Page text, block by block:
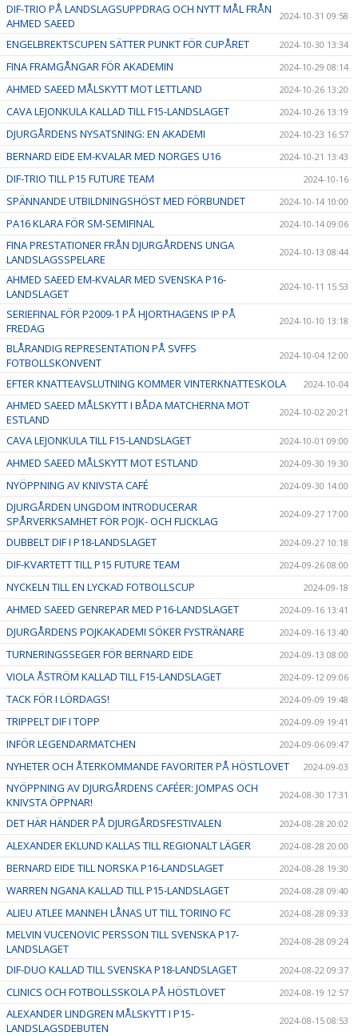
DIF-TRIO PÅ LANDSLAGSUPPDRAG OCH NYTT MÅL FRÅN
AHMED SAEED
2024-10-31 09:58
ENGELBREKTSCUPEN SÄTTER PUNKT FÖR CUPÅRET 2024-10-30 13:34
FINA FRAMGÅNGAR FÖR AKADEMIN 2024-10-29 08:14
AHMED SAEED MÅLSKYTT MOT LETTLAND 2024-10-26 13:20
CAVA LEJONKULA KALLAD TILL F15-LANDSLAGET 2024-10-26 13:19
DJURGÅRDENS NYSATSNING: EN AKADEMI 2024-10-23 16:57
BERNARD EIDE EM-KVALAR MED NORGES U16 2024-10-21 13:43
DIF-TRIO TILL P15 FUTURE TEAM 2024-10-16
SPÄNNANDE UTBILDNINGSHÖST MED FÖRBUNDET 2024-10-14 10:00
PA16 KLARA FÖR SM-SEMIFINAL 2024-10-14 09:06
FINA PRESTATIONER FRÅN DJURGÅRDENS UNGA
LANDSLAGSSPELARE
2024-10-13 08:44
AHMED SAEED EM-KVALAR MED SVENSKA P16-
LANDSLAGET
2024-10-11 15:53
SERIEFINAL FÖR P2009-1 PÅ HJORTHAGENS IP PÅ
FREDAG
2024-10-10 13:18
BLÅRANDIG REPRESENTATION PÅ SVFFS
FOTBOLLSKONVENT
2024-10-04 12:00
EFTER KNATTEAVSLUTNING KOMMER VINTERKNATTESKOLA 2024-10-04
AHMED SAEED MÅLSKYTT I BÅDA MATCHERNA MOT
ESTLAND
2024-10-02 20:21
CAVA LEJONKULA TILL F15-LANDSLAGET 2024-10-01 09:00
AHMED SAEED MÅLSKYTT MOT ESTLAND 2024-09-30 19:30
NYÖPPNING AV KNIVSTA CAFÉ 2024-09-30 14:00
DJURGÅRDEN UNGDOM INTRODUCERAR
SPÅRVERKSAMHET FÖR POJK- OCH FLICKLAG
2024-09-27 17:00
DUBBELT DIF I P18-LANDSLAGET 2024-09-27 10:18
DIF-KVARTETT TILL P15 FUTURE TEAM 2024-09-26 08:00
NYCKELN TILL EN LYCKAD FOTBOLLSCUP 2024-09-18
AHMED SAEED GENREPAR MED P16-LANDSLAGET 2024-09-16 13:41
DJURGÅRDENS POJKAKADEMI SÖKER FYSTRÄNARE 2024-09-16 13:40
TURNERINGSSEGER FÖR BERNARD EIDE 2024-09-13 08:00
VIOLA ÅSTRÖM KALLAD TILL F15-LANDSLAGET 2024-09-12 09:06
TACK FÖR I LÖRDAGS! 2024-09-09 19:48
TRIPPELT DIF I TOPP 2024-09-09 19:41
INFÖR LEGENDARMATCHEN 2024-09-06 09:47
NYHETER OCH ÅTERKOMMANDE FAVORITER PÅ HÖSTLOVET 2024-09-03
NYÖPPNING AV DJURGÅRDENS CAFÉER: JOMPAS OCH
KNIVSTA ÖPPNAR!
2024-08-30 17:31
DET HÄR HÄNDER PÅ DJURGÅRDSFESTIVALEN 2024-08-28 20:02
ALEXANDER EKLUND KALLAS TILL REGIONALT LÄGER 2024-08-28 20:00
BERNARD EIDE TILL NORSKA P16-LANDSLAGET 2024-08-28 19:30
WARREN NGANA KALLAD TILL P15-LANDSLAGET 2024-08-28 09:40
ALIEU ATLEE MANNEH LÅNAS UT TILL TORINO FC 2024-08-28 09:33
MELVIN VUCENOVIC PERSSON TILL SVENSKA P17-
LANDSLAGET
2024-08-28 09:24
DIF-DUO KALLAD TILL SVENSKA P18-LANDSLAGET 2024-08-22 09:37
CLINICS OCH FOTBOLLSSKOLA PÅ HÖSTLOVET 2024-08-19 12:57
ALEXANDER LINDGREN MÅLSKYTT I P15-
LANDSLAGSDEBUTEN
2024-08-15 08:53